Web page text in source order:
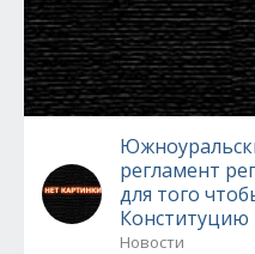
регламент
для того
Конституцию
Новости